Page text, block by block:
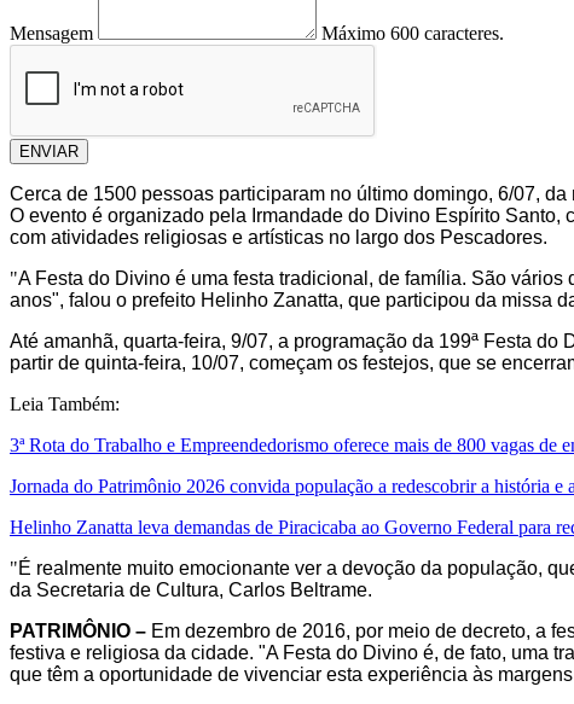
Mensagem Máximo 600 caracteres.
ENVIAR
Cerca de 1500 pessoas participaram no último domingo, 6/07,
O evento é organizado pela Irmandade do Divino Espírito
com atividades religiosas e artísticas no largo dos Pescadores.
"A Festa do Divino é uma festa tradicional, de família. São
anos", falou o prefeito Helinho Zanatta, que participou da missa
Até amanhã, quarta-feira, 9/07, a programação da 199ª Festa
partir de quinta-feira, 10/07, começam os festejos, que se
Leia Também:
3ª Rota do Trabalho e Empreendedorismo oferece mais de 800 vagas de
Jornada do Patrimônio 2026 convida população a redescobrir a história e
Helinho Zanatta leva demandas de Piracicaba ao Governo Federal para
"É realmente muito emocionante ver a devoção da população,
da Secretaria de Cultura, Carlos Beltrame.
PATRIMÔNIO – Em dezembro de 2016, por meio de decreto, a
festiva e religiosa da cidade. "A Festa do Divino é, de fato, uma
que têm a oportunidade de vivenciar esta experiência às